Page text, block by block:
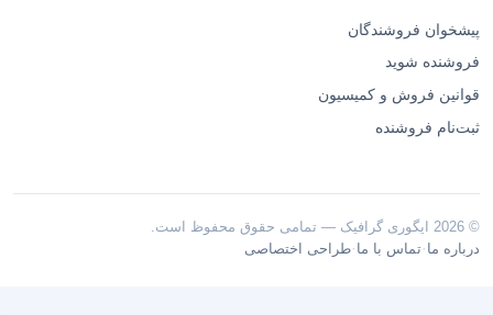
پیشخوان فروشندگان
فروشنده شوید
قوانین فروش و کمیسیون
ثبت‌نام فروشنده
© 2026 ایگوری گرافیک — تمامی حقوق محفوظ است.
درباره ما ·تماس با ما ·طراحی اختصاصی